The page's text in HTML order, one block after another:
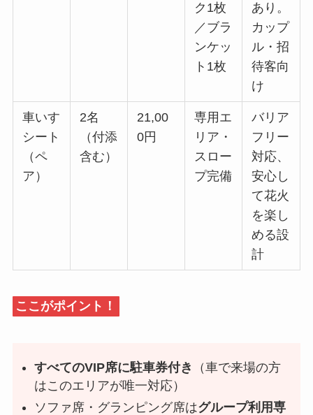
ク1枚
／ブラ
ンケッ
ト1枚
あり。
カップ
ル・招
待客向
け
車いす
シート
（ペ
ア）
2名
（付添
含む）
21,00
0円
専用エ
リア・
スロー
プ完備
バリア
フリー
対応、
安心し
て花火
を楽し
める設
計
ここがポイント！
すべてのVIP席に駐車券付き
（車で来場の方
はこのエリアが唯一対応）
ソファ席・グランピング席はグループ利用専